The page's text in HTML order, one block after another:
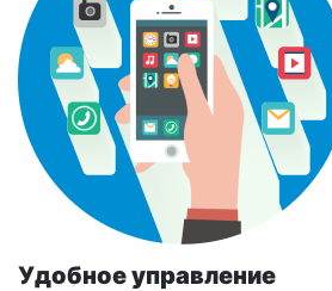
Удобное управление